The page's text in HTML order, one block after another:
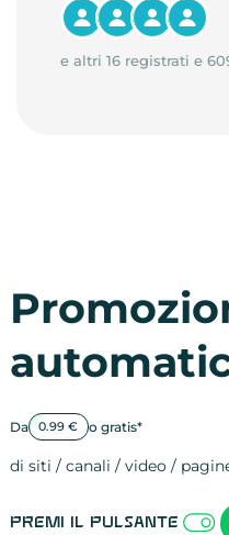
e altri 16 registrati e
Da 0.99 € o gratis*
di siti / canali / video /
Premi il pulsante